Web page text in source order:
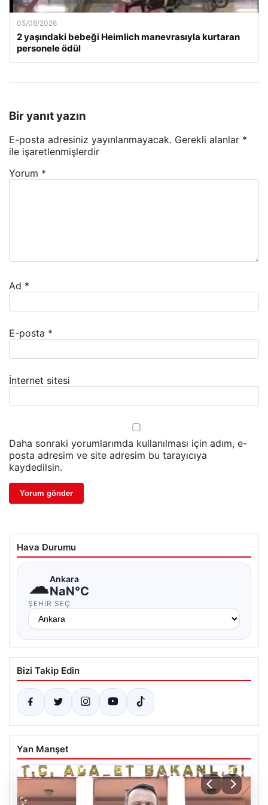
05/08/2026
2 yaşındaki bebeği Heimlich manevrasıyla kurtaran
personele ödül
Bir yanıt yazın
E-posta adresiniz yayınlanmayacak. Gerekli alanlar *
ile işaretlenmişlerdir
Yorum *
Ad *
E-posta *
İnternet sitesi
Daha sonraki yorumlarımda kullanılması için adım, e-
posta adresim ve site adresim bu tarayıcıya
kaydedilsin.
Hava Durumu
☁Ankara
NaN°C
ŞEHIR SEÇ
Bizi Takip Edin
Yan Manşet